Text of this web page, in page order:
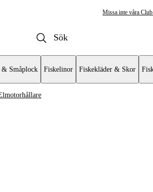
Missa inte våra
Småplock Fiskelinor Fiskekläder & Skor